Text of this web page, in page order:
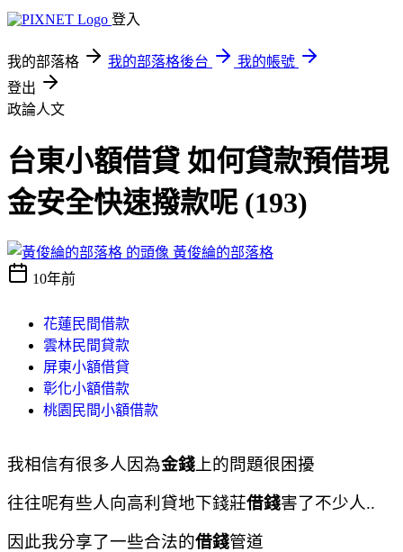
登入
我的部落格 我的部落格後台
我的帳號
登出
政論人文
台東小額借貸 如何貸款預借現
金安全快速撥款呢 (193)
黃俊綸的部落格
10年前
花蓮民間借款
雲林民間貸款
屏東小額借貸
彰化小額借款
桃園民間小額借款
我相信有很多人因為金錢 上的問題很困擾
往往呢有些人向高利貸地下錢莊借錢害了不少人..
因此我分享了一些合法的借錢管道